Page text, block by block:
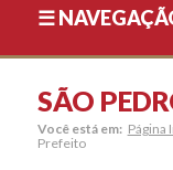
☰
SÃO
Você está em: Página
Prefeito